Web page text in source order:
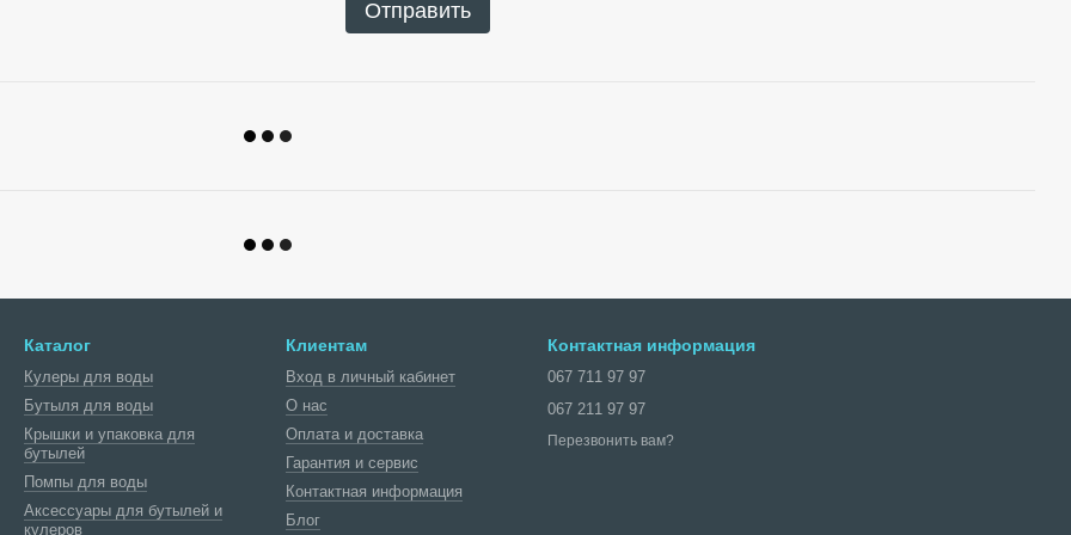
Отправить
Каталог
Кулеры для воды
Бутыля для воды
Крышки и упаковка для
бутылей
Помпы для воды
Аксессуары для бутылей и
кулеров
Клиентам
Вход в личный кабинет
О нас
Оплата и доставка
Гарантия и сервис
Контактная информация
Блог
Контактная информация
067 711 97 97
067 211 97 97
Перезвонить вам?